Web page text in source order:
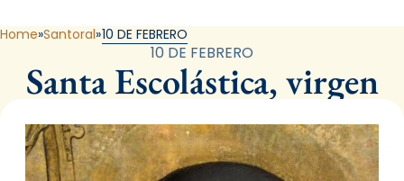
Home Santoral 10 DE FEBRERO
10 DE FEBRERO
Santa Escolástica, virgen